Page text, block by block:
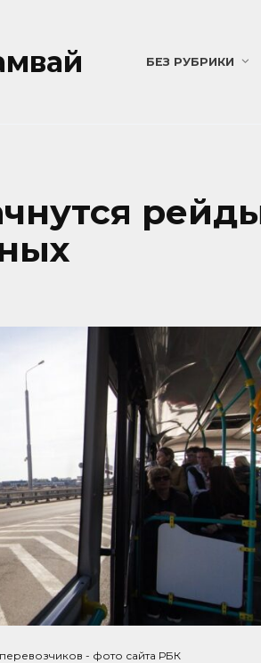
БЕЗ РУБРИКИ
- фото сайта РБК